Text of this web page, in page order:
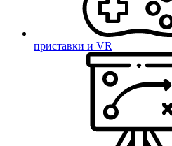
приставки и VR